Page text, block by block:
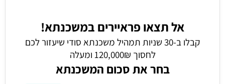
אל תצאו פראיירים במשכנתא!
קבלו ב-30 שניות תמהיל משכנתא סודי שיעזור לכם
לחסוך 120,000₪ ומעלה
בחר את סכום המשכנתא